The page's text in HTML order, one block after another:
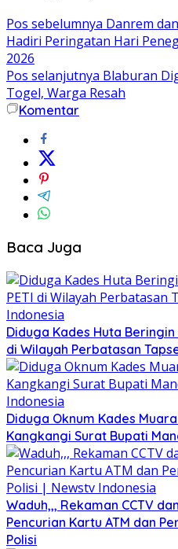
Pos sebelumnya Danrem
Hadiri Peringatan Hari
2026
Pos selanjutnya Blaburan
Togel, Warga Resah
Komentar
Baca Juga
Diduga Kades Huta
di Wilayah Perbatasan
Diduga Oknum Kades
Kangkangi Surat Bupati
Waduh,,, Rekaman CCTV
Pencurian Kartu ATM dan
Polisi